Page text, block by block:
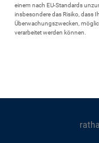
einem nach EU-Standards
insbesondere das Risiko, dass
Überwachungszwecken,
verarbeitet werden können.